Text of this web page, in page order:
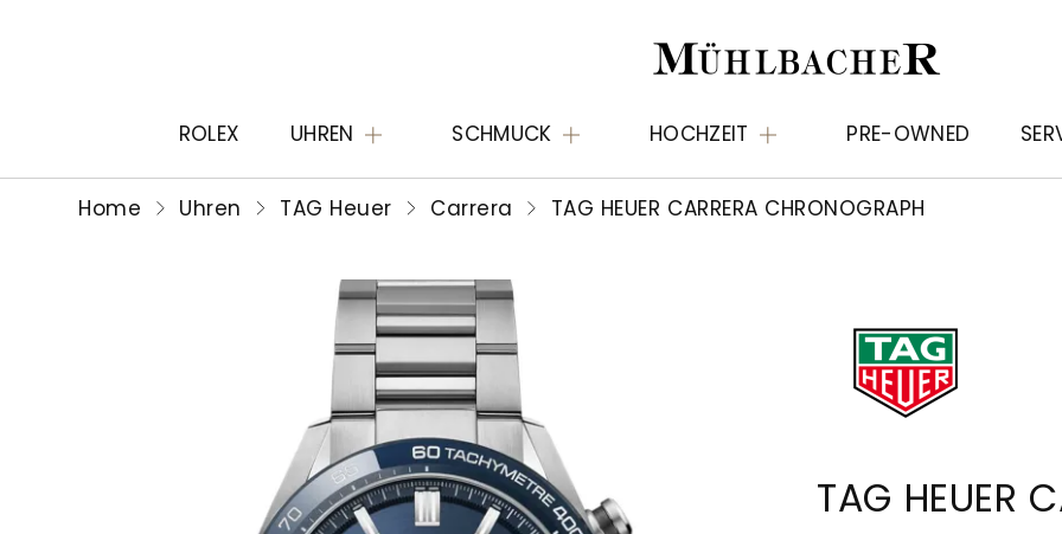
ROLEX UHREN SCHMUCK HOCHZEIT PRE-OWNED
Home Uhren TAG Heuer Carrera TAG HEUER CARRERA CHRONOGRAPH
TAG HEUER